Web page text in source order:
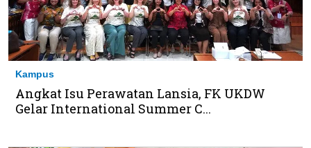
Kampus
Angkat Isu Perawatan Lansia, FK UKDW
Gelar International Summer C...